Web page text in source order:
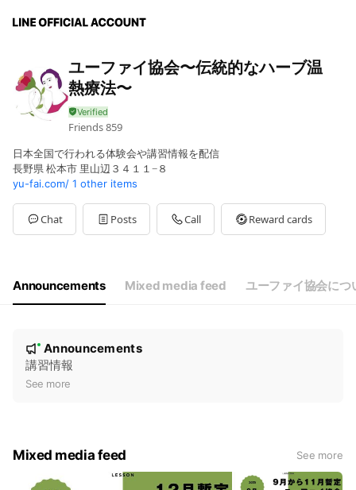
ユーファイ協会〜伝統的なハーブ温
熱療法〜
Friends859
日本全国で行われる体験会や講習情報を配信
長野県 松本市 里山辺３４１１−８
yu-fai.com/ 1 other items
Chat Posts Call Reward cards
Announcements Mixed media feed ユーファイ協会につ
e
New
Announcements
講習情報
See more
Mixed media feed See more